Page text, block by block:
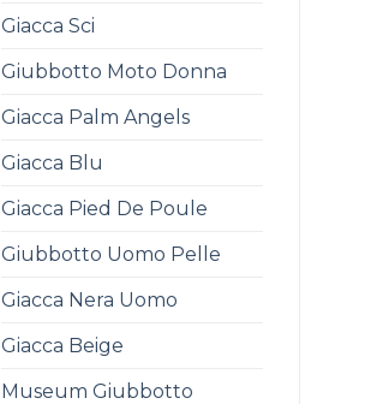
Giacca Sci
Giubbotto Moto Donna
Giacca Palm Angels
Giacca Blu
Giacca Pied De Poule
Giubbotto Uomo Pelle
Giacca Nera Uomo
Giacca Beige
Museum Giubbotto